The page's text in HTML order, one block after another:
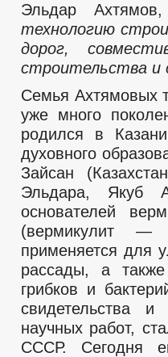
Эльдар
технологию
дорог,
строительства и
Семья Ахтямовых
уже много
родился в
духовного
Зайсан
Эльдара, Якуб
основателей
(вермикулит —
применяется для
рассады, а
грибков и
свидетельства
научных работ,
СССР. Сегодня